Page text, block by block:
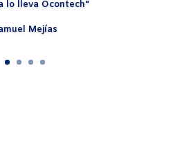
lo lleva Ocontech"
Mejías